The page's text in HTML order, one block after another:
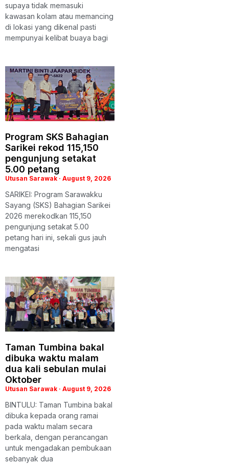
supaya tidak memasuki
kawasan kolam atau memancing
di lokasi yang dikenal pasti
mempunyai kelibat buaya bagi
Program SKS Bahagian
Sarikei rekod 115,150
pengunjung setakat
5.00 petang
Utusan Sarawak August 9, 2026
SARIKEI: Program Sarawakku
Sayang (SKS) Bahagian Sarikei
2026 merekodkan 115,150
pengunjung setakat 5.00
petang hari ini, sekali gus jauh
mengatasi
Taman Tumbina bakal
dibuka waktu malam
dua kali sebulan mulai
Oktober
Utusan Sarawak August 9, 2026
BINTULU: Taman Tumbina bakal
dibuka kepada orang ramai
pada waktu malam secara
berkala, dengan perancangan
untuk mengadakan pembukaan
sebanyak dua